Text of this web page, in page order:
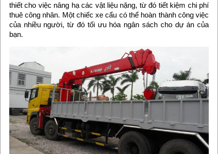
thiết cho việc nâng hạ các vật liệu nặng, từ đó tiết kiệm chi phí
thuê công nhân. Một chiếc xe cẩu có thể hoàn thành công việc
của nhiều người, từ đó tối ưu hóa ngân sách cho dự án của
bạn.